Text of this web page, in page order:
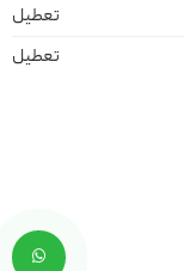
تعطیل
تعطیل